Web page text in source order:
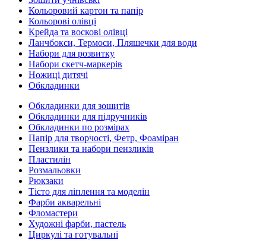
Кольоровий картон та папір
Кольорові олівці
Крейда та воскові олівці
Ланчбокси, Термоси, Пляшечки для води
Набори для розвитку
Набори скетч-маркерів
Ножиці дитячі
Обкладинки
Обкладинки для зошитів
Обкладинки для підручників
Обкладинки по розмірах
Папір для творчості, Фетр, Фоаміран
Пензлики та набори пензликів
Пластилін
Розмальовки
Рюкзаки
Тісто для ліплення та моделін
Фарби акварельні
Фломастери
Художні фарби, пастель
Циркулі та готувальні